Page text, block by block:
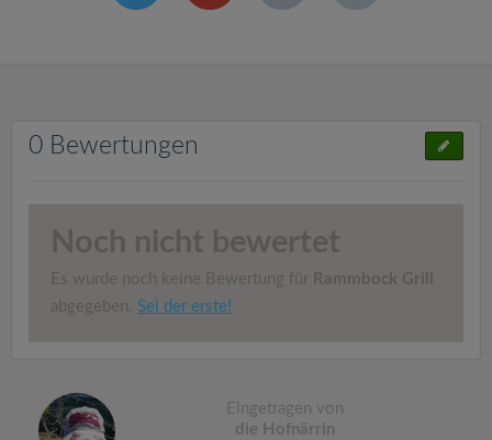
0 Bewertungen
Noch nicht bewertet
Es wurde noch keine Bewertung für Rammbock Grill
abgegeben. Sei der erste!
Eingetragen von
die Hofnärrin